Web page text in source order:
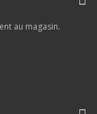
au magasin.